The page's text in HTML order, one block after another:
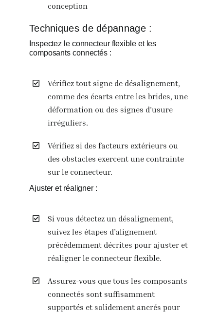
conception
Techniques de dépannage :
Inspectez le connecteur flexible et les
composants connectés :
Vérifiez tout signe de désalignement,
comme des écarts entre les brides, une
déformation ou des signes d’usure
irréguliers.
Vérifiez si des facteurs extérieurs ou
des obstacles exercent une contrainte
sur le connecteur.
Ajuster et réaligner :
Si vous détectez un désalignement,
suivez les étapes d’alignement
précédemment décrites pour ajuster et
réaligner le connecteur flexible.
Assurez-vous que tous les composants
connectés sont suffisamment
supportés et solidement ancrés pour